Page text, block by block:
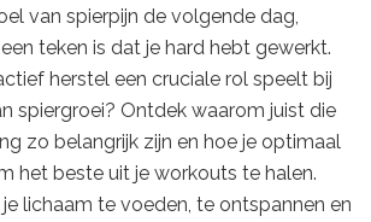
van spierpijn de volgende dag,
teken is dat je hard hebt gewerkt.
herstel een cruciale rol speelt bij
spiergroei? Ontdek waarom juist die
zo belangrijk zijn en hoe je optimaal
het beste uit je workouts te halen.
lichaam te voeden, te ontspannen en